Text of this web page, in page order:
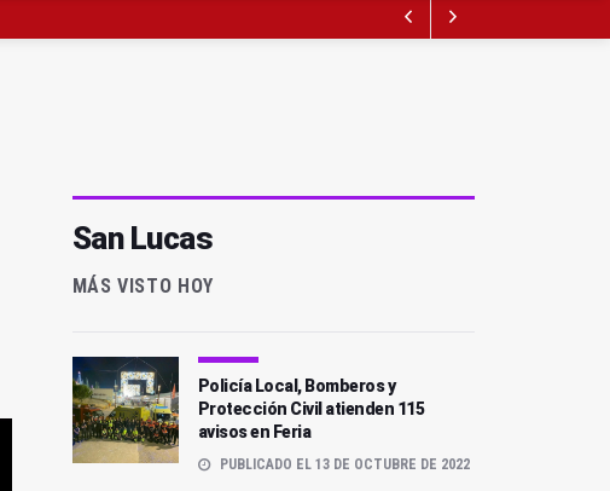
San Lucas
MÁS VISTO HOY
Policía Local, Bomberos y
Protección Civil atienden 115
avisos en Feria
PUBLICADO EL 13 DE OCTUBRE DE 2022